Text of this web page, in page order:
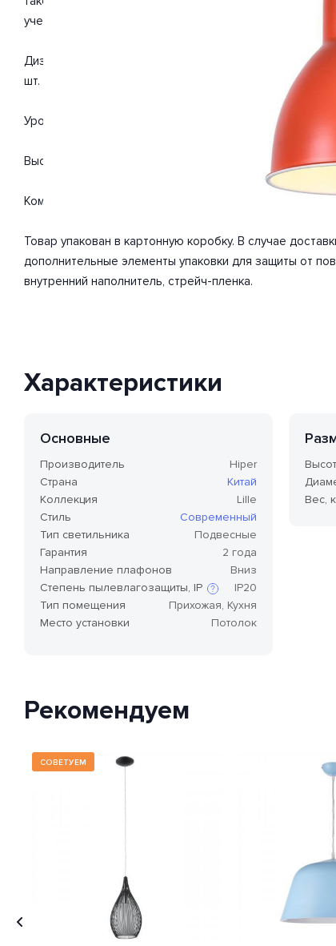
учетом технических характеристик мощности хватит
Дизайн и форма плафона конус. Направление
шт. Мощность одной лампы составляет 60 Вт. Общая
Уровень защищенности от влаги и пыли IP20.
Высота 900 мм. Диаметр 160 мм. Вес товара 0.72 кг.
Комплектация: Подвес. Инструкция по сборке/
Товар упакован в картонную коробку. В случае
дополнительные элементы упаковки для защиты от
внутренний наполнитель, стрейч-пленка.
Характеристики
Основные
Производитель
Hiper
Страна
Китай
Коллекция
Lille
Стиль
Современный
Тип светильника
Подвесные
Гарантия
2 года
Направление плафонов
Вниз
Степень пылевлагозащиты, IP
международный стандарт
классификации способов
нежелательных объектов и
IP20
Тип помещения
Прихожая, Кухня
Место установки
Потолок
Вес,
Рекомендуем
СОВЕТУЕМ